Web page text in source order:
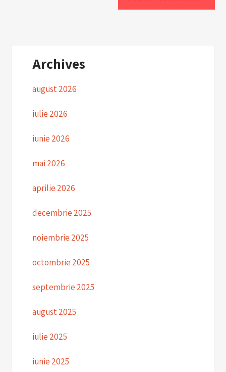
Archives
august 2026
iulie 2026
iunie 2026
mai 2026
aprilie 2026
decembrie 2025
noiembrie 2025
octombrie 2025
septembrie 2025
august 2025
iulie 2025
iunie 2025